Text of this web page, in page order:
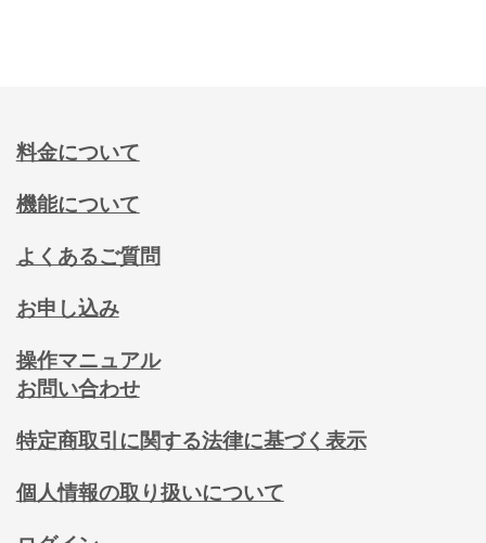
料金について
機能について
よくあるご質問
お申し込み
操作マニュアル
お問い合わせ
特定商取引に関する法律に基づく表示
個人情報の取り扱いについて